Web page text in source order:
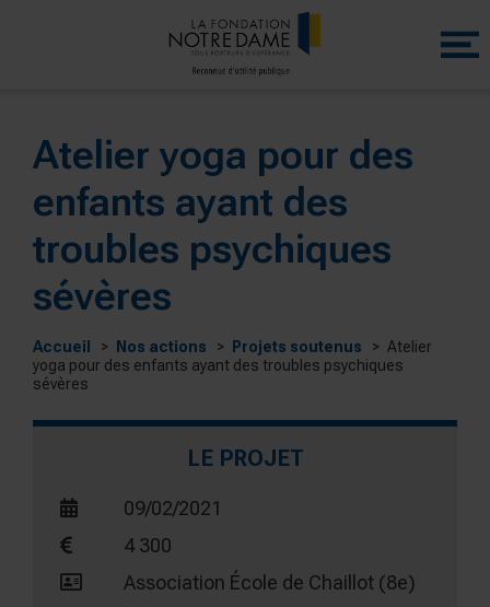
Menu
Atelier yoga pour des
enfants ayant des
troubles psychiques
sévères
Accueil Nos actions Projets soutenus
Atelier
yoga pour des enfants ayant des troubles psychiques
sévères
LE PROJET
09/02/2021
4 300
Association École de Chaillot (8e)